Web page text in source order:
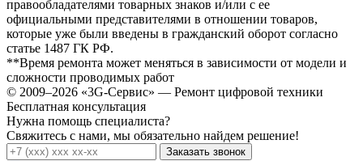
правообладателями товарных знаков и/или с ее
официальными представителями в отношении товаров,
которые уже были введены в гражданский оборот согласно
статье 1487 ГК РФ.
**Время ремонта может меняться в зависимости от модели и
сложности проводимых работ
© 2009–2026 «3G-Сервис» — Ремонт цифровой техники
Бесплатная консультация
Нужна помощь специалиста?
Свяжитесь с нами, мы обязательно найдем решение!
Заказать звонок